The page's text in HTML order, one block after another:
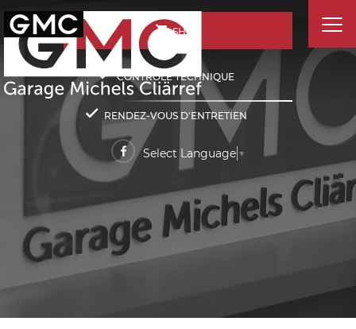
SHOP
CONTRÔLE TECHNIQUE
RENDEZ-VOUS D'ENTRETIEN
Select Language ▼